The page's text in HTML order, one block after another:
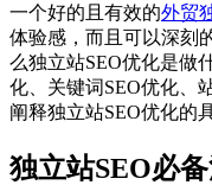
一个好的且有效的外贸
体验感，而且可以深刻
么独立站SEO优化是做
化、关键词SEO优化、
阐释独立站SEO优化的
独立站SEO必